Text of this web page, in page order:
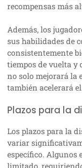
recompensas más
Además, los
sus habilidades de
consistentemente
tiempos de vuelta y
no solo mejorará la
también acelerará
Plazos para la
Los plazos para la
variar
específico. Algunos
limitado,